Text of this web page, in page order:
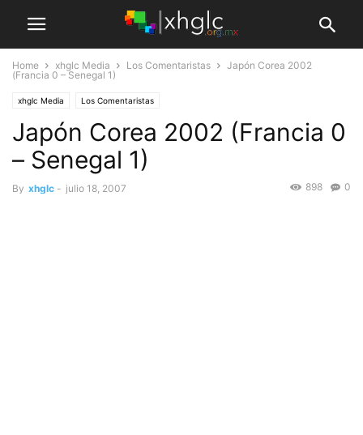
Home xhglc Media Los Comentaristas
Japón Corea 2002
(Francia 0 – Senegal 1)
xhglc Media Los Comentaristas
Japón Corea 2002 (Francia 0
– Senegal 1)
By xhglc - julio 18, 2007 0
898